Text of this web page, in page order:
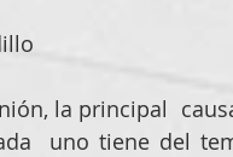
la principal
uno tiene del